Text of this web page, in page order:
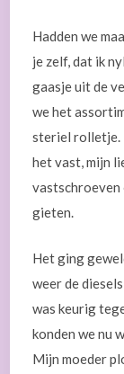
Hadden we
je zelf, dat ik
gaasje uit de
we het
steriel rolletje.
het vast, mijn
vastschroeven
gieten.
Het ging
weer de
was keurig
konden we nu
Mijn moeder